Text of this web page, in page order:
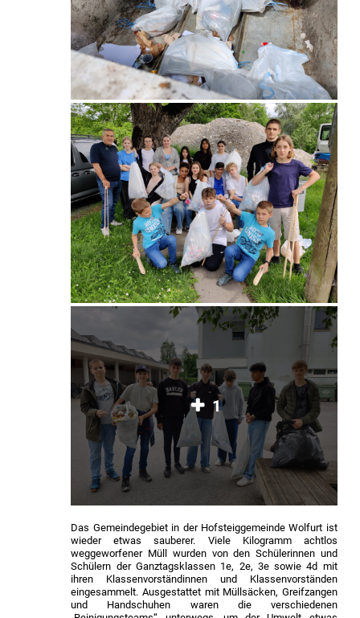
1
Das Gemeindegebiet in der Hofsteiggemeinde Wolfurt ist
wieder etwas sauberer. Viele Kilogramm achtlos
weggeworfener Müll wurden von den Schülerinnen und
Schülern der Ganztagsklassen 1e, 2e, 3e sowie 4d mit
ihren Klassenvorständinnen und Klassenvorständen
eingesammelt. Ausgestattet mit Müllsäcken, Greifzangen
und Handschuhen waren die verschiedenen